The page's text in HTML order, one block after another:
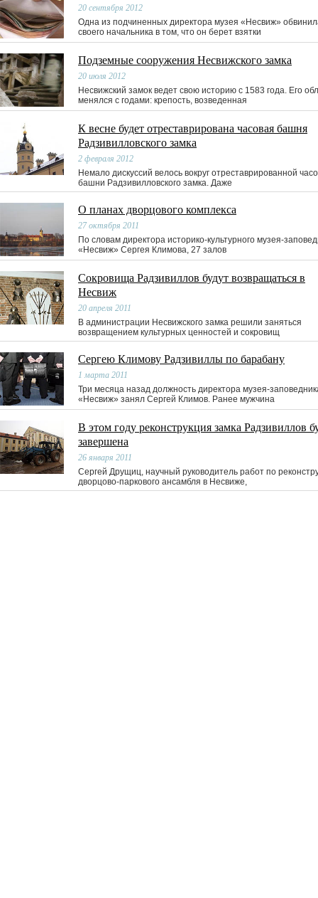
20 сентября 2012
Одна из подчиненных директора музея «Несвиж»
своего начальника в том, что он берет взятки
Подземные сооружения Несвижского замка
20 июля 2012
Несвижский замок ведет свою историю с 1583 года. Его
менялся с годами: крепость, возведенная
К весне будет отреставрирована часовая башня
Радзивилловского замка
2 февраля 2012
Немало дискуссий велось вокруг отреставрированной
башни Радзивилловского замка. Даже
О планах дворцового комплекса
27 октября 2011
По словам директора историко-культурного музея-
«Несвиж» Сергея Климова, 27 залов
Сокровища Радзивиллов будут возвращаться в
Несвиж
20 апреля 2011
В администрации Несвижского замка решили заняться
возвращением культурных ценностей и сокровищ
Сергею Климову Радзивиллы по барабану
1 марта 2011
Три месяца назад должность директора музея-
«Несвиж» занял Сергей Климов. Ранее мужчина
В этом году реконструкция замка Радзивиллов
завершена
26 января 2011
Сергей Друщиц, научный руководитель работ по
дворцово-паркового ансамбля в Несвиже,